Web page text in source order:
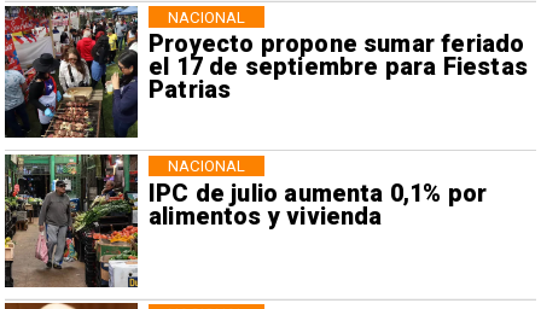
Proyecto propone sumar feriado
el 17 de septiembre para Fiestas
Patrias
NACIONAL
IPC de julio aumenta 0,1% por
alimentos y vivienda
NACIONAL